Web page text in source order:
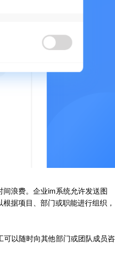
浪费。企业im系统允许发送图
据项目、部门或职能进行组织，
以随时向其他部门或团队成员咨